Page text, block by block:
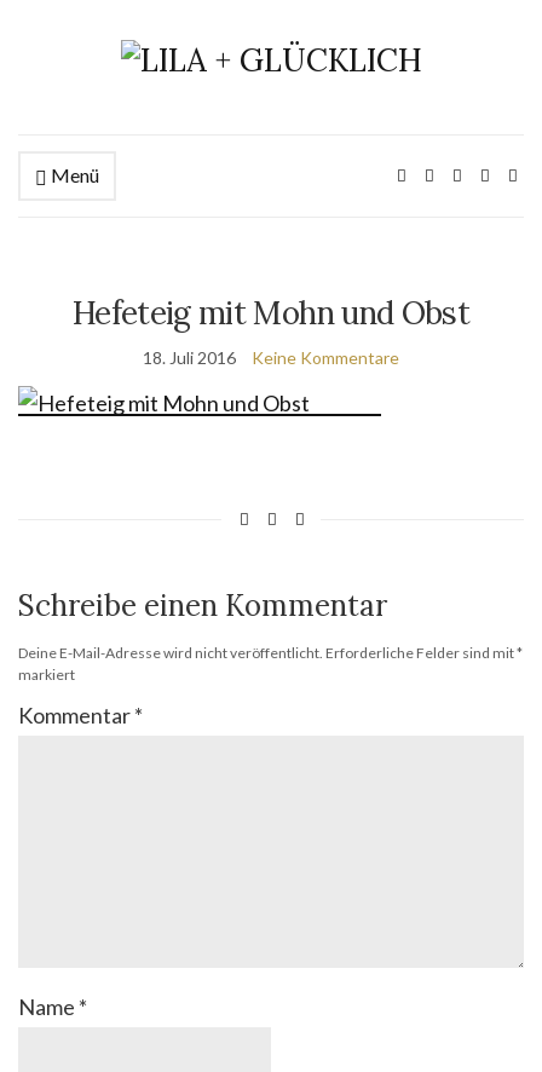
Menü
Hefeteig mit Mohn und Obst
18. Juli 2016 Keine Kommentare
Schreibe einen Kommentar
Deine E-Mail-Adresse wird nicht veröffentlicht. Erforderliche Felder sind mit*
markiert
Kommentar*
Name *